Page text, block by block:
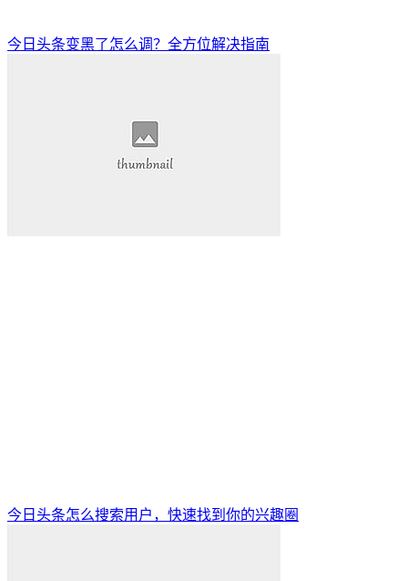
今日头条变黑了怎么调？全方位解决指南
今日头条怎么搜索用户，快速找到你的兴趣圈